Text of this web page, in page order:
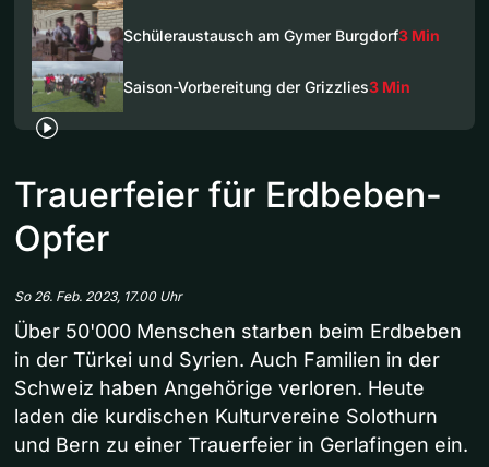
Schüleraustausch am Gymer Burgdorf3 Min
Saison-Vorbereitung der Grizzlies3 Min
Trauerfeier für Erdbeben-
Opfer
So 26. Feb. 2023, 17.00 Uhr
Über 50'000 Menschen starben beim Erdbeben
in der Türkei und Syrien. Auch Familien in der
Schweiz haben Angehörige verloren. Heute
laden die kurdischen Kulturvereine Solothurn
und Bern zu einer Trauerfeier in Gerlafingen ein.